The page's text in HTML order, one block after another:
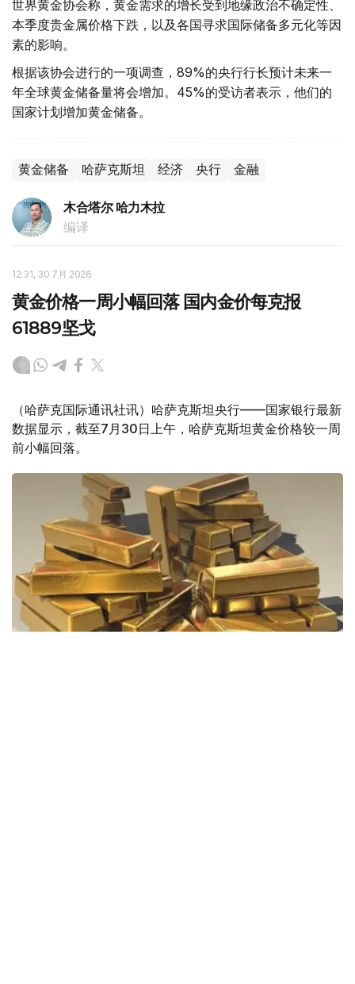
世界黄金协会称，黄金需求的增长受到地缘政治不确定性、
本季度贵金属价格下跌，以及各国寻求国际储备多元化等因
素的影响。
根据该协会进行的一项调查，89%的央行行长预计未来一
年全球黄金储备量将会增加。45%的受访者表示，他们的
国家计划增加黄金储备。
黄金储备 哈萨克斯坦 经济 央行 金融
木合塔尔 哈力木拉
编译
12:31, 30 7月 2026
黄金价格一周小幅回落 国内金价每克报
61889坚戈
（哈萨克国际通讯社讯）哈萨克斯坦央行——国家银行最新
数据显示，截至7月30日上午，哈萨克斯坦黄金价格较一周
前小幅回落。